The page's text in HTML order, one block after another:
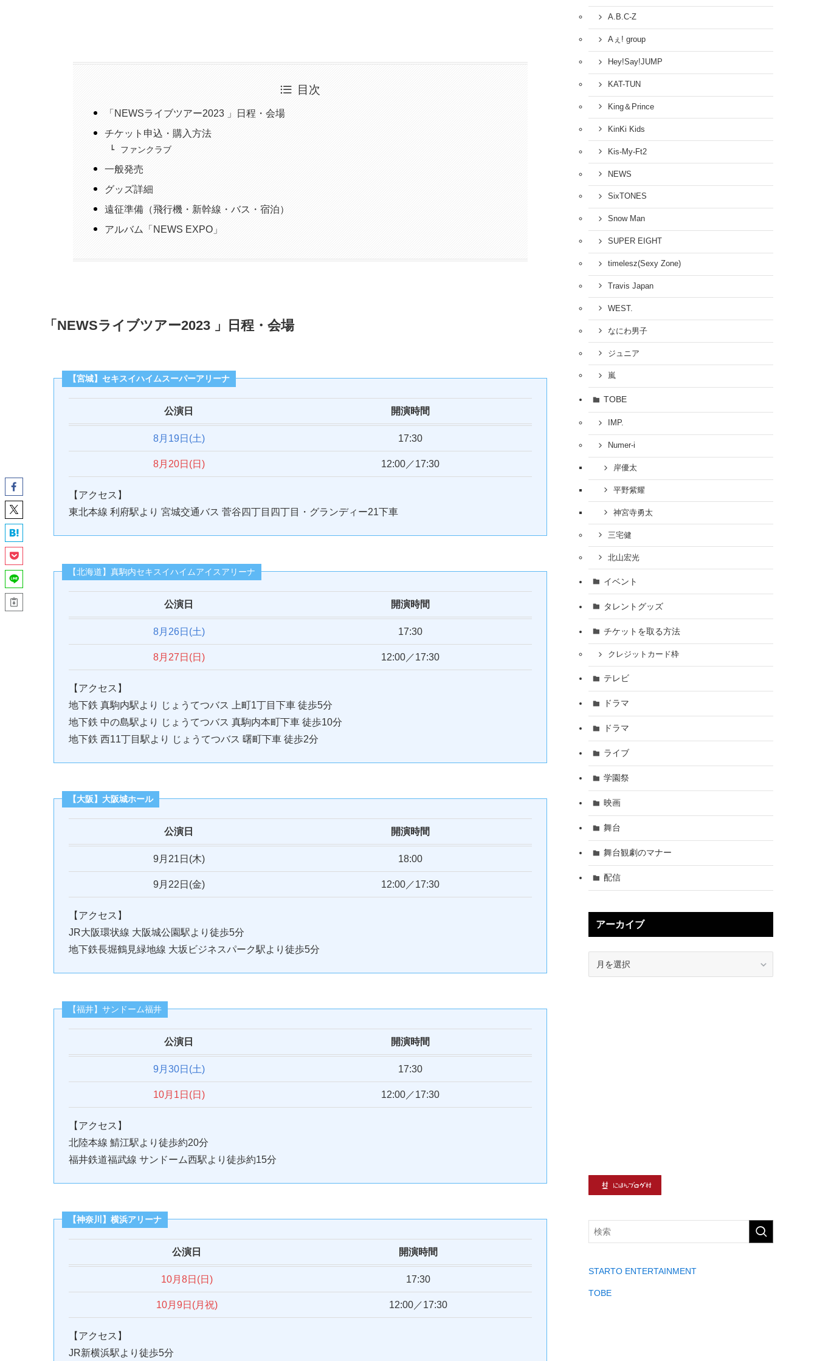
目次
「NEWSライブツアー2023 」日程・会場
チケット申込・購入方法
ファンクラブ
一般発売
グッズ詳細
遠征準備（飛行機・新幹線・バス・宿泊）
アルバム「NEWS EXPO」
「NEWSライブツアー2023 」日程・会場
【宮城】セキスイハイムスーパーアリーナ
公演日 開演時間
8月19日(土) 17:30
8月20日(日) 12:00／17:30
【アクセス】
東北本線 利府駅より 宮城交通バス 菅谷四丁目四丁目・グランディー21下車
【北海道】真駒内セキスイハイムアイスアリーナ
公演日 開演時間
8月26日(土) 17:30
8月27日(日) 12:00／17:30
【アクセス】
地下鉄 真駒内駅より じょうてつバス 上町1丁目下車 徒歩5分
地下鉄 中の島駅より じょうてつバス 真駒内本町下車 徒歩10分
地下鉄 西11丁目駅より じょうてつバス 曙町下車 徒歩2分
【大阪】大阪城ホール
公演日 開演時間
9月21日(木) 18:00
9月22日(金) 12:00／17:30
【アクセス】
JR大阪環状線 大阪城公園駅より徒歩5分
地下鉄長堀鶴見緑地線 大坂ビジネスパーク駅より徒歩5分
【福井】サンドーム福井
公演日 開演時間
9月30日(土) 17:30
10月1日(日) 12:00／17:30
【アクセス】
北陸本線 鯖江駅より徒歩約20分
福井鉄道福武線 サンドーム西駅より徒歩約15分
【神奈川】横浜アリーナ
公演日 開演時間
10月8日(日) 17:30
10月9日(月祝) 12:00／17:30
【アクセス】
JR新横浜駅より徒歩5分
A.B.C-Z
Aぇ! group
Hey!Say!JUMP
KAT-TUN
King＆Prince
KinKi Kids
Kis-My-Ft2
NEWS
SixTONES
Snow Man
SUPER EIGHT
timelesz(Sexy Zone)
Travis Japan
WEST.
なにわ男子
ジュニア
嵐
TOBE
IMP.
Numer-i
岸優太
平野紫耀
神宮寺勇太
三宅健
北山宏光
イベント
タレントグッズ
チケットを取る方法
クレジットカード枠
テレビ
ドラマ
ドラマ
ライブ
学園祭
映画
舞台
舞台観劇のマナー
配信
アーカイブ
STARTO ENTERTAINMENT
TOBE